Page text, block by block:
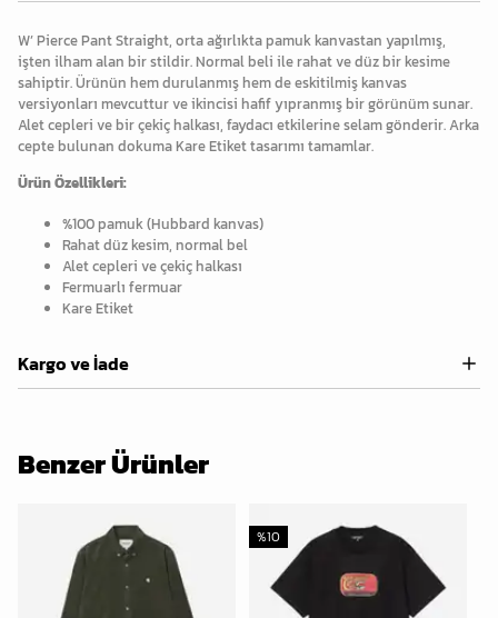
W’ Pierce Pant Straight, orta ağırlıkta pamuk kanvastan yapılmış,
işten ilham alan bir stildir. Normal beli ile rahat ve düz bir kesime
sahiptir. Ürünün hem durulanmış hem de eskitilmiş kanvas
versiyonları mevcuttur ve ikincisi hafif yıpranmış bir görünüm sunar.
Alet cepleri ve bir çekiç halkası, faydacı etkilerine selam gönderir. Arka
cepte bulunan dokuma Kare Etiket tasarımı tamamlar.
Ürün Özellikleri:
%100 pamuk (Hubbard kanvas)
Rahat düz kesim, normal bel
Alet cepleri ve çekiç halkası
Fermuarlı fermuar
Kare Etiket
Kargo ve İade
Benzer Ürünler
%10